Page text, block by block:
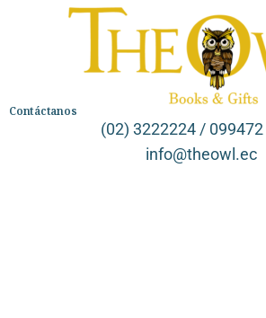
Contáctanos
(02) 3222224 /
info@theowl.ec